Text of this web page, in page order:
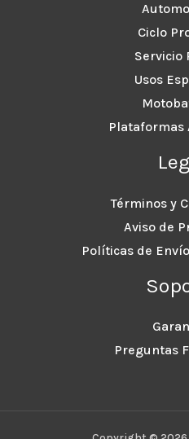
Ciclo
Servicio
Usos
Plataformas
Términos y
Aviso de
Políticas de
Preguntas